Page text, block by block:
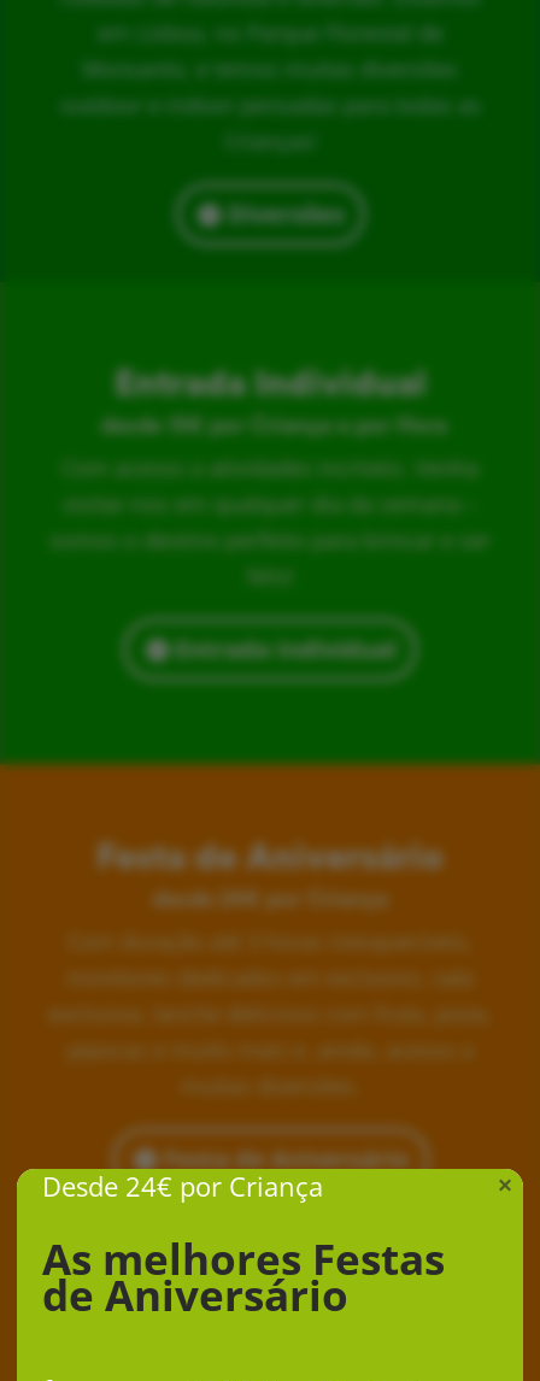
em Lisboa, no Parque Florestal de
Monsanto, e temos muitas diversões
outdoor e indoor pensadas para todas as
Crianças!
Diversões
Entrada Individual
desde 15€ por Criança e por Hora
Com acesso a atividades incríveis. Venha
visitar-nos em qualquer dia da semana –
somos o destino perfeito para brincar e ser
Entrada Individual
Festa de Aniversário
desde 24€ por Criança
Festa de Aniversário
Desde 24€ por Criança
As melhores Festas
de Aniversário
×